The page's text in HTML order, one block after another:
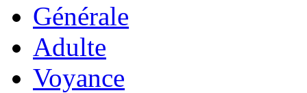
Générale
Adulte
Voyance